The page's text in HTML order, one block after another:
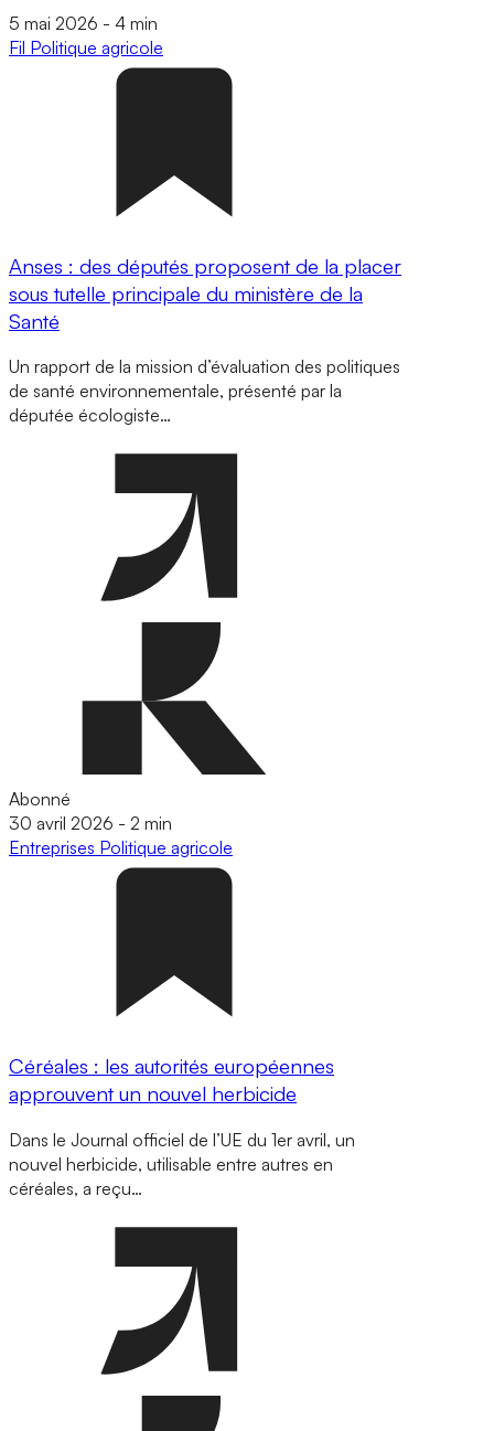
5 mai 2026 - 4 min
Fil Politique agricole
Anses : des députés proposent de la placer
sous tutelle principale du ministère de la
Santé
Un rapport de la mission d’évaluation des politiques
de santé environnementale, présenté par la
députée écologiste…
Abonné
30 avril 2026 - 2 min
Entreprises Politique agricole
Céréales : les autorités européennes
approuvent un nouvel herbicide
Dans le Journal officiel de l’UE du 1er avril, un
nouvel herbicide, utilisable entre autres en
céréales, a reçu…